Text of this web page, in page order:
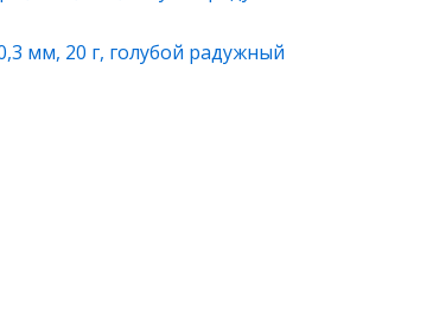
мм, 20 г, голубой радужный